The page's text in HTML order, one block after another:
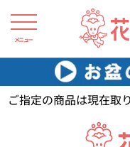
メニュー
花キューピット 【】
ご指定の商品は現在取